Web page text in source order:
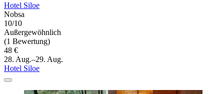
Hotel Siloe
Nobsa
10/10
Außergewöhnlich
(1 Bewertung)
48 €
28. Aug.–29. Aug.
Hotel Siloe